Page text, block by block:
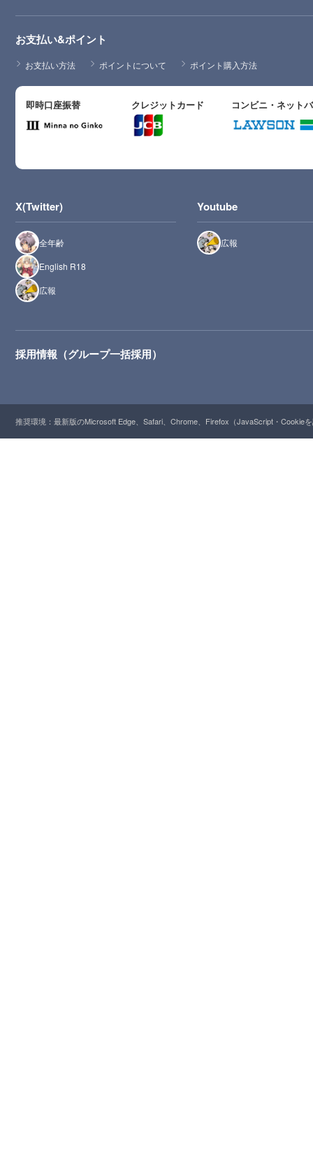
お支払い&ポイント
お支払い方法 ポイントについて ポイント購入方法
即時口座振替 クレジットカード コンビニ・ネット
X(Twitter)
全年齢
English R18
広報
Youtube
広報
採用情報（グループ一括採用）
推奨環境：最新版のMicrosoft Edge、Safari、Chrome、Firefox（JavaScript・Cookie